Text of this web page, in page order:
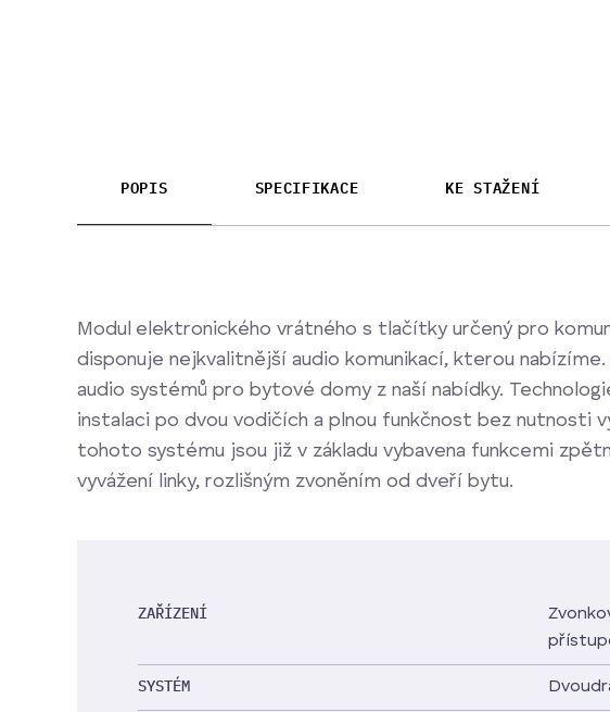
POPIS SPECIFIKACE KE STAŽENÍ
Modul elektronického vrátného s tlačítky určený pro
disponuje nejkvalitnější audio komunikací, kterou
audio systémů pro bytové domy z naší nabídky.
instalaci po dvou vodičích a plnou funkčnost bez nutnosti
tohoto systému jsou již v základu vybavena funkcemi
vyvážení linky, rozlišným zvoněním od dveří bytu.
ZAŘÍZENÍ
SYSTÉM